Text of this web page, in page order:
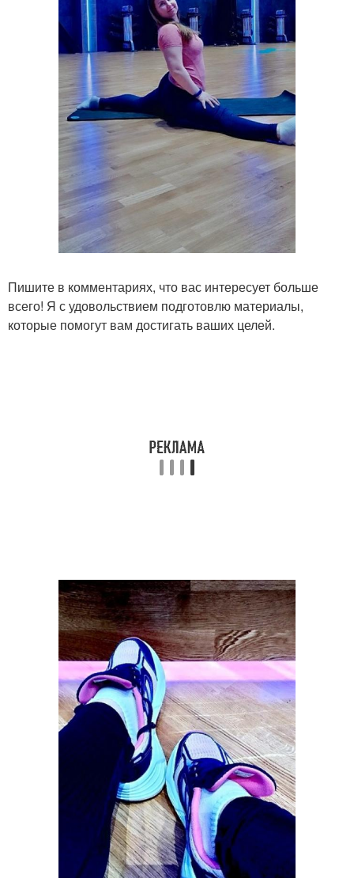
Пишите в комментариях, что вас интересует больше
всего! Я с удовольствием подготовлю материалы,
которые помогут вам достигать ваших целей.